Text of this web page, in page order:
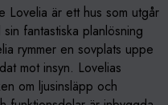
Lovelia är ett hus som utgår
fantastiska planlösning
rymmer en sovplats uppe
mot insyn. Lovelias
om ljusinsläpp och